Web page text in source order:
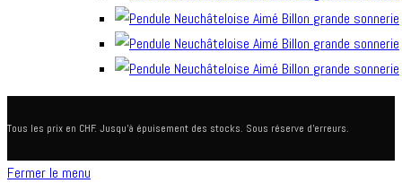
Tous les prix en CHF. Jusqu'à épuisement des stocks. Sous réserve d'erreurs.
Fermer le menu